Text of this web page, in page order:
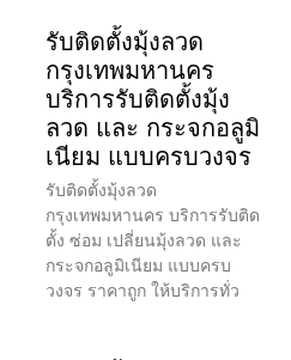
รับติดตั้งมุ้งลวด
กรุงเทพมหานคร
บริการรับติดตั้งมุ้ง
ลวด และ กระจกอลูมิ
เนียม แบบครบวงจร
รับติดตั้งมุ้งลวด
กรุงเทพมหานคร บริการรับติด
ตั้ง ซ่อม เปลี่ยนมุ้งลวด และ
กระจกอลูมิเนียม แบบครบ
วงจร ราคาถูก ให้บริการทั่ว